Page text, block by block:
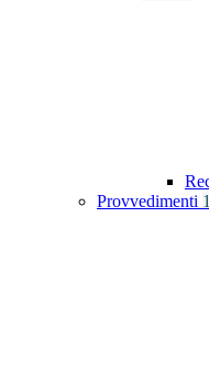
Provvedimenti